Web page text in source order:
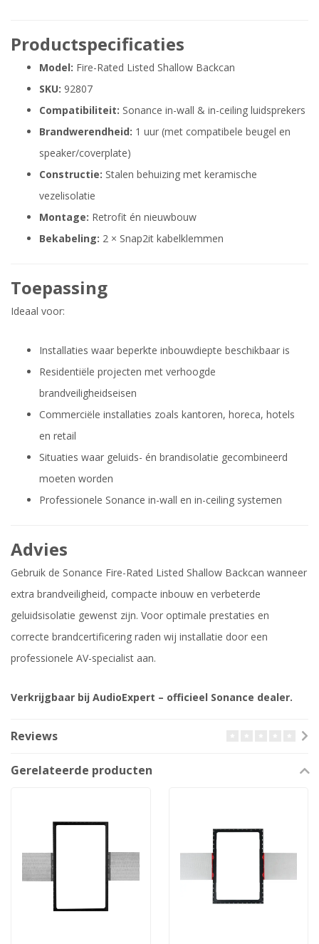
Productspecificaties
Model: Fire-Rated Listed Shallow Backcan
SKU: 92807
Compatibiliteit: Sonance in-wall & in-ceiling luidsprekers
Brandwerendheid: 1 uur (met compatibele beugel en
speaker/coverplate)
Constructie: Stalen behuizing met keramische
vezelisolatie
Montage: Retrofit én nieuwbouw
Bekabeling: 2 × Snap2it kabelklemmen
Toepassing
Ideaal voor:
Installaties waar beperkte inbouwdiepte beschikbaar is
Residentiële projecten met verhoogde
brandveiligheidseisen
Commerciële installaties zoals kantoren, horeca, hotels
en retail
Situaties waar geluids- én brandisolatie gecombineerd
moeten worden
Professionele Sonance in-wall en in-ceiling systemen
Advies
Gebruik de Sonance Fire-Rated Listed Shallow Backcan wanneer
extra brandveiligheid, compacte inbouw en verbeterde
geluidsisolatie gewenst zijn. Voor optimale prestaties en
correcte brandcertificering raden wij installatie door een
professionele AV-specialist aan.
Verkrijgbaar bij AudioExpert – officieel Sonance dealer.
Reviews
Gerelateerde producten